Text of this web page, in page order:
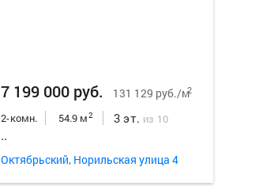
7 199 000 руб. 131 129 руб./м2
2-комн. 54.9 м2 3 эт. из 10
..
Октябрьский, Норильская улица 4